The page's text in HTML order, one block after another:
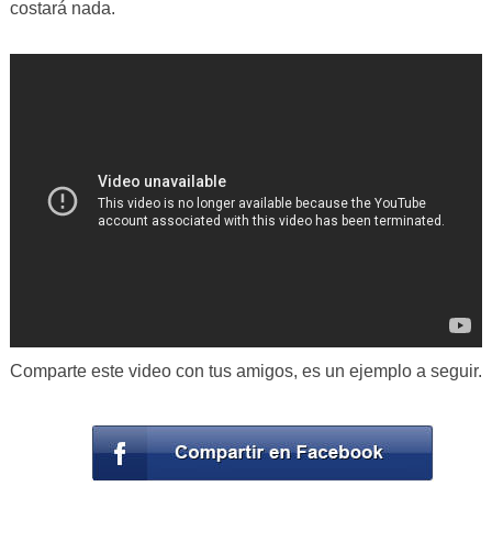
costará nada.
Comparte este video con tus amigos, es un ejemplo a seguir.